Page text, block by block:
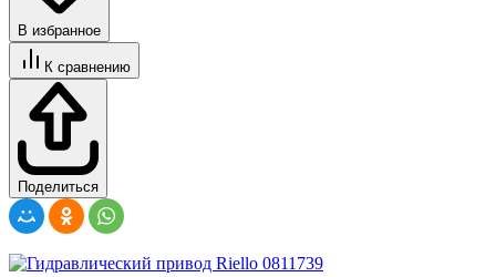
В избранное
К сравнению
Поделиться